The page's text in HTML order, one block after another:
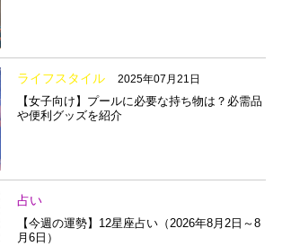
ライフスタイル 2025年07月21日
【女子向け】プールに必要な持ち物は？必需品
や便利グッズを紹介
占い
【今週の運勢】12星座占い（2026年8月2日～8
月6日）